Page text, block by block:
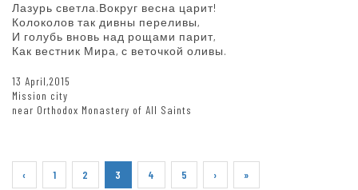
Лазурь светла.Вокруг весна царит!
Колоколов так дивны переливы,
И голубь вновь над рощами парит,
Как вестник Мира, с веточкой оливы.
13 April,2015
Mission city
near Orthodox Monastery of All Saints
‹ 1 2 3 4 5 › »